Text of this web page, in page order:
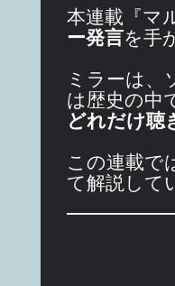
本連載『マ
ー発言を手
ミラーは
は歴史の中
どれだけ聴
この連載で
て解説して